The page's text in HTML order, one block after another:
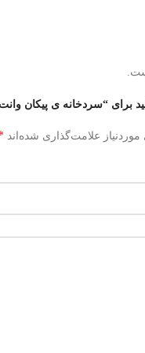
برای “سردخانه ی پیکان
علامت‌گذاری شده‌اند